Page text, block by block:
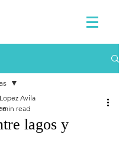
lagos y
Avila
min read